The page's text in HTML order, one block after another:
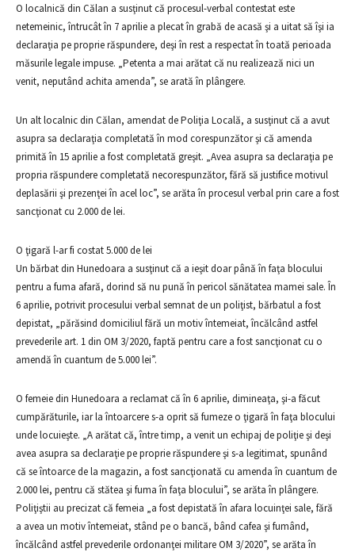
O localnică din Călan a susţinut că procesul-verbal contestat este
netemeinic, întrucât în 7 aprilie a plecat în grabă de acasă şi a uitat să îşi ia
declaraţia pe proprie răspundere, deşi în rest a respectat în toată perioada
măsurile legale impuse. „Petenta a mai arătat că nu realizează nici un
venit, neputând achita amenda”, se arată în plângere.
Un alt localnic din Călan, amendat de Poliţia Locală, a susţinut că a avut
asupra sa declaraţia completată în mod corespunzător şi că amenda
primită în 15 aprilie a fost completată greşit. „Avea asupra sa declaraţia pe
propria răspundere completată necorespunzător, fără să justifice motivul
deplasării şi prezenţei în acel loc”, se arăta în procesul verbal prin care a fost
sancţionat cu 2.000 de lei.
O ţigară l-ar fi costat 5.000 de lei
Un bărbat din Hunedoara a susţinut că a ieşit doar până în faţa blocului
pentru a fuma afară, dorind să nu pună în pericol sănătatea mamei sale. În
6 aprilie, potrivit procesului verbal semnat de un poliţist, bărbatul a fost
depistat, „părăsind domiciliul fără un motiv întemeiat, încălcând astfel
prevederile art. 1 din OM 3/2020, faptă pentru care a fost sancţionat cu o
amendă în cuantum de 5.000 lei”.
O femeie din Hunedoara a reclamat că în 6 aprilie, dimineaţa, şi-a făcut
cumpărăturile, iar la întoarcere s-a oprit să fumeze o ţigară în faţa blocului
unde locuieşte. „A arătat că, între timp, a venit un echipaj de poliţie şi deşi
avea asupra sa declaraţie pe proprie răspundere şi s-a legitimat, spunând
că se întoarce de la magazin, a fost sancţionată cu amenda în cuantum de
2.000 lei, pentru că stătea şi fuma în faţa blocului”, se arăta în plângere.
Poliţiştii au precizat că femeia „a fost depistată în afara locuinţei sale, fără
a avea un motiv întemeiat, stând pe o bancă, bând cafea şi fumând,
încălcând astfel prevederile ordonanţei militare OM 3/2020”, se arăta în